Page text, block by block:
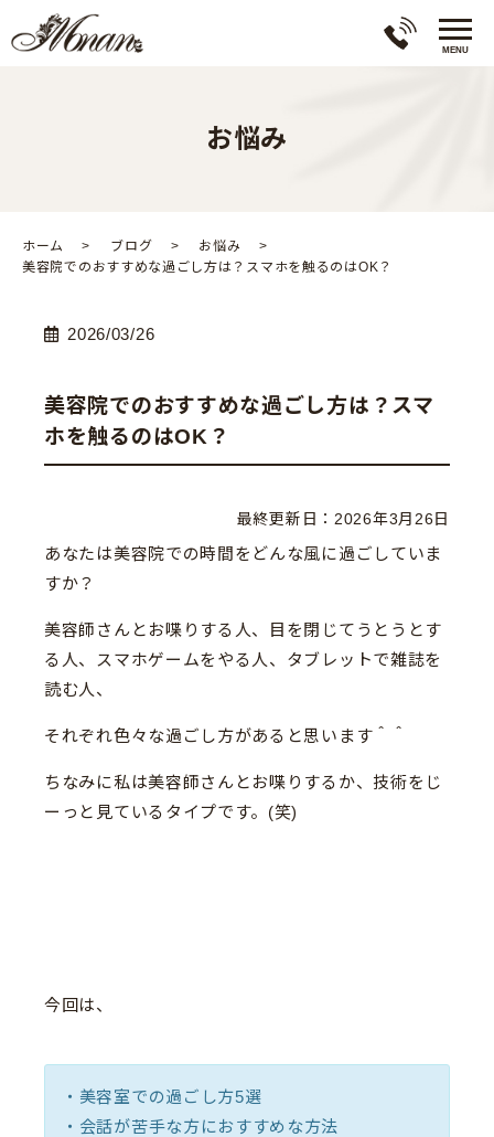
お悩み
ホーム ブログ
お悩み
美容院でのおすすめな過ごし方は？スマホを触るのはOK？
2026/03/26
美容院でのおすすめな過ごし方は？スマ
ホを触るのはOK？
最終更新日： 2026年3月26日
あなたは美容院での時間をどんな風に過ごしていま
すか？
美容師さんとお喋りする人、目を閉じてうとうとす
る人、スマホゲームをやる人、タブレットで雑誌を
読む人、
それぞれ色々な過ごし方があると思います＾＾
ちなみに私は美容師さんとお喋りするか、技術をじ
ーっと見ているタイプです。(笑)
今回は、
・美容室での過ごし方5選
・会話が苦手な方におすすめな方法